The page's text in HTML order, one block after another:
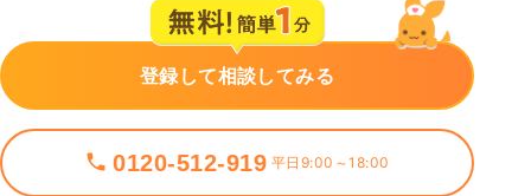
登録して相談してみる
0120-512-919 平日9:00～18:00